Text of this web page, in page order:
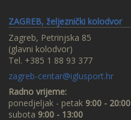
ZAGREB, željeznički kolodvor
Zagreb, Petrinjska 85
(glavni kolodvor)
Tel. +385 1 88 93 377
zagreb-centar@iglusport.hr
Radno vrijeme:
ponedjeljak - petak 9:00 - 20:00
subota 9:00 - 13:00